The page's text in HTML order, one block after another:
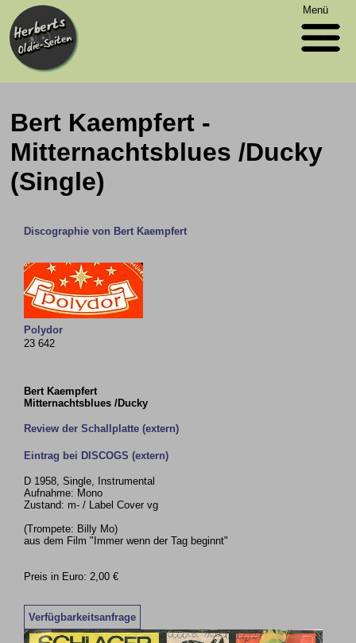
Menü
Bert Kaempfert -
Mitternachtsblues /Ducky
(Single)
Discographie von Bert Kaempfert
Polydor
23 642
Bert Kaempfert
Mitternachtsblues /Ducky
Review der Schallplatte (extern)
Eintrag bei DISCOGS (extern)
D 1958, Single, Instrumental
Aufnahme: Mono
Zustand: m- / Label Cover vg
(Trompete: Billy Mo)
aus dem Film "Immer wenn der Tag beginnt"
Preis in Euro: 2,00 €
Verfügbarkeitsanfrage